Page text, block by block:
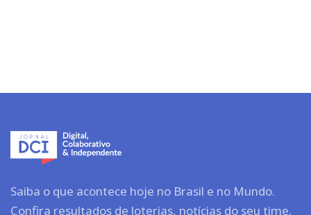
Saiba o que acontece hoje no Brasil e no Mundo.
Confira resultados de loterias, notícias do seu time,